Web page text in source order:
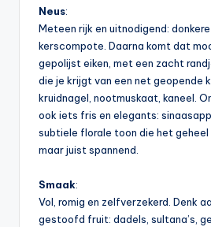
Neus:
Meteen rijk en uitnodigend:
kerscompote. Daarna komt dat
gepolijst eiken, met een zacht
die je krijgt van een net geopende
kruidnagel, nootmuskaat, kaneel.
ook iets fris en elegants:
subtiele florale toon die het
maar juist spannend.
Smaak:
Vol, romig en zelfverzekerd. Denk
gestoofd fruit: dadels, sultana’s,